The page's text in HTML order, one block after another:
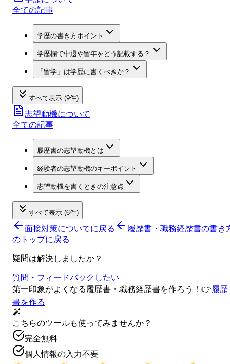
全ての記事
学歴の書き方ポイント
学歴欄で中退や留年をどう記載する？
「留学」は学歴に書くべきか？
すべて表示 (9件)
志望動機について
全ての記事
履歴書の志望動機とは
経験者の志望動機のキーポイント
志望動機を書くときの注意点
すべて表示 (6件)
面接対策についてに戻る
履歴書・職務経歴書の書き
のトップに戻る
疑問は解決しましたか？
質問・フィードバックしたい
第一印象がよくなる履歴書・職務経歴書を作ろう！ 👉履歴
書を作る
こちらのツールも使ってみませんか？
完全無料
個人情報の入力不要